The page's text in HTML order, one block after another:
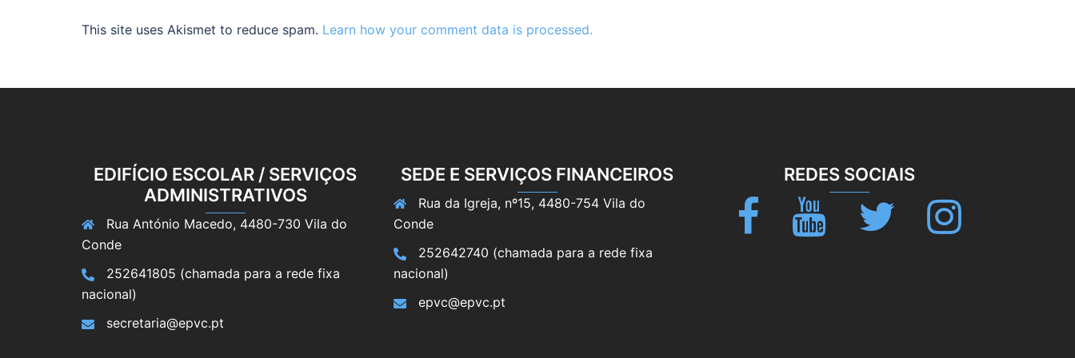
This site uses Akismet to reduce spam. Learn how your comment data is processed.
EDIFÍCIO ESCOLAR / SERVIÇOS
ADMINISTRATIVOS
Rua António Macedo, 4480-730 Vila do
Conde
252641805 (chamada para a rede fixa
nacional)
secretaria@epvc.pt
SEDE E SERVIÇOS FINANCEIROS
Rua da Igreja, nº15, 4480-754 Vila do
Conde
252642740 (chamada para a rede fixa
nacional)
epvc@epvc.pt
REDES SOCIAIS
Facebook Youtube Twitter